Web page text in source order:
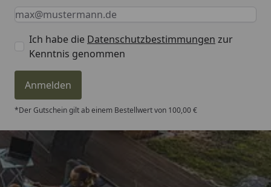
Keine Eingabe erforderlich
Eingabe erforderlich
E-Mail *
Ich habe die Datenschutzbestimmungen zur
Kenntnis genommen
Anmelden
*Der Gutschein gilt ab einem Bestellwert von 100,00 €
Trusted Shops